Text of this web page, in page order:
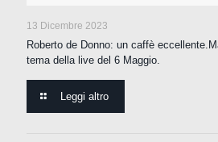
13 Dicembre 2023
Roberto de Donno: un caffè
tema della live del 6 Maggio.
Leggi altro